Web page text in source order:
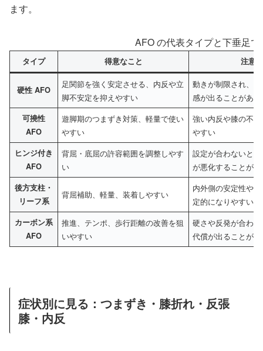
ます。
AFO の代表タイプと下垂足
タイプ 得意なこと 注意点
硬性 AFO
足関節を強く安定させる、内反や立
脚不安定を抑えやすい
動きが制限され、
感が出ることがある
可撓性
AFO
遊脚期のつまずき対策、軽量で使い
やすい
強い内反や膝の不
やすい
ヒンジ付き
AFO
背屈・底屈の許容範囲を調整しやす
い
設定が合わないと
が悪化することが
後方支柱・
リーフ系
背屈補助、軽量、装着しやすい
内外側の安定性や
定的になりやすい
カーボン系
AFO
推進、テンポ、歩行距離の改善を狙
いやすい
硬さや反発が合わ
代償が出ることが
症状別に見る：つまずき・膝折れ・反張
膝・内反